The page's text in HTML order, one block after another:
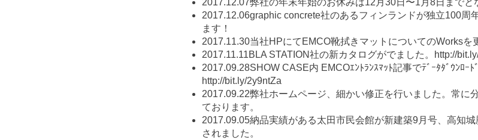
2017.12.07弊社の年末年始のお休みは12月30日〜1月8日までと
2017.12.06graphic concrete社のあるフィンランドが独立100周
ます！
2017.11.30当社HPにてEMCO靴拭きマットについてのWorksを
2017.11.11BLA STATION社の新カタログがでました。http://
2017.09.28SHOW CASE内 EMCOｴﾝﾄﾗﾝｽﾏｯﾄ記事でﾃﾞｰﾀﾀﾞｳﾝﾛｰﾄ
http://bit.ly/2y9ntZa
2017.09.22弊社ホームページ、細かい修正を行いました。常に
ております。
2017.09.05納品実績がある太田市民会館が新建築9月号、高知
されました。